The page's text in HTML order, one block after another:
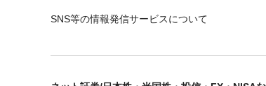
SNS等の情報発信サービスについて